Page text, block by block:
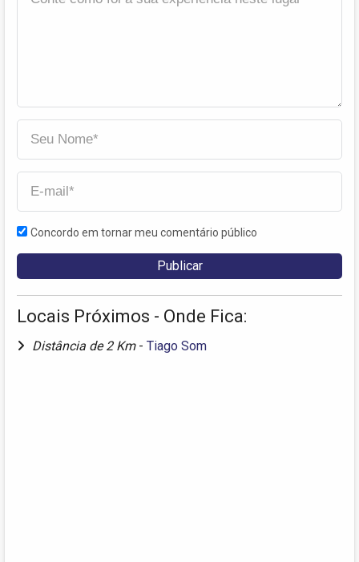
Concordo em tornar meu comentário público
Locais Próximos - Onde Fica:
Distância de 2 Km - Tiago Som